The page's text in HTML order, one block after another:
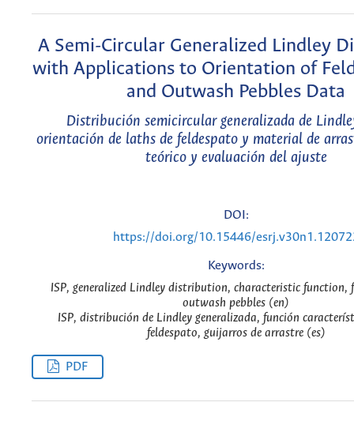
A Semi-Circular Generalized Lindley
with Applications to Orientation of
and Outwash Pebbles Data
Distribución semicircular generalizada de
orientación de laths de feldespato y material de
teórico y evaluación del ajuste
DOI:
https://doi.org/10.15446/
Keywords:
ISP, generalized Lindley distribution, characteristic function,
outwash pebbles (en)
ISP, distribución de Lindley generalizada, función
feldespato, guijarros de arrastre (es)
PDF